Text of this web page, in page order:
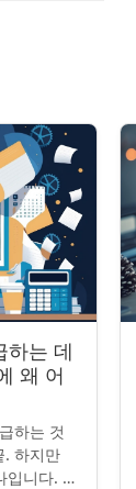
하는 데
왜 어
하는 것
. 하지만
입니다. 계